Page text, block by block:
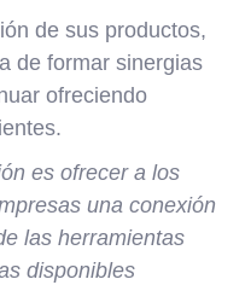
de sus productos,
de formar sinergias
ofreciendo
es ofrecer a los
una conexión
las herramientas
disponibles